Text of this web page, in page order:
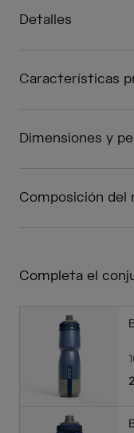
Detalles
Características
Dimensiones y
Composición del
Completa el